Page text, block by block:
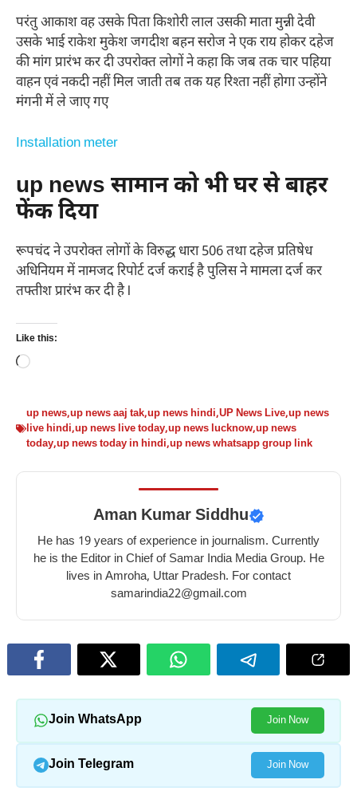
परंतु आकाश वह उसके पिता किशोरी लाल उसकी माता मुन्नी देवी
उसके भाई राकेश मुकेश जगदीश बहन सरोज ने एक राय होकर दहेज
की मांग प्रारंभ कर दी उपरोक्त लोगों ने कहा कि जब तक चार पहिया
वाहन एवं नकदी नहीं मिल जाती तब तक यह रिश्ता नहीं होगा उन्होंने
मंगनी में ले जाए गए
Installation meter
up news सामान को भी घर से बाहर
फेंक दिया
रूपचंद ने उपरोक्त लोगों के विरुद्ध धारा 506 तथा दहेज प्रतिषेध
अधिनियम में नामजद रिपोर्ट दर्ज कराई है पुलिस ने मामला दर्ज कर
तफ्तीश प्रारंभ कर दी है l
Like this:
Loading…
up news,up news aaj tak,up news hindi,UP News Live,up news
live hindi,up news live today,up news lucknow,up news
today,up news today in hindi,up news whatsapp group link
Aman Kumar Siddhu
He has 19 years of experience in journalism. Currently
he is the Editor in Chief of Samar India Media Group. He
lives in Amroha, Uttar Pradesh. For contact
samarindia22@gmail.com
Join WhatsApp Join Now
Join Telegram Join Now